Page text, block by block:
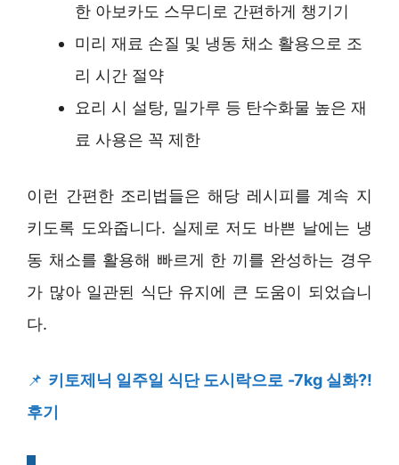
한 아보카도 스무디로 간편하게 챙기기
미리 재료 손질 및 냉동 채소 활용으로 조
리 시간 절약
요리 시 설탕, 밀가루 등 탄수화물 높은 재
료 사용은 꼭 제한
이런 간편한 조리법들은 해당 레시피를 계속 지
키도록 도와줍니다. 실제로 저도 바쁜 날에는 냉
동 채소를 활용해 빠르게 한 끼를 완성하는 경우
가 많아 일관된 식단 유지에 큰 도움이 되었습니
다.
📌 키토제닉 일주일 식단 도시락으로 -7kg 실화?!
후기